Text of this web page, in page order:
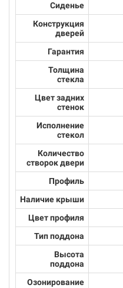
Сиденье
Конструкция
дверей
Гарантия
Толщина
стекла
Цвет задних
стенок
Исполнение
стекол
Количество
створок двери
Профиль
Наличие крыши
Цвет профиля
Тип поддона
Высота
поддона
Озонирование